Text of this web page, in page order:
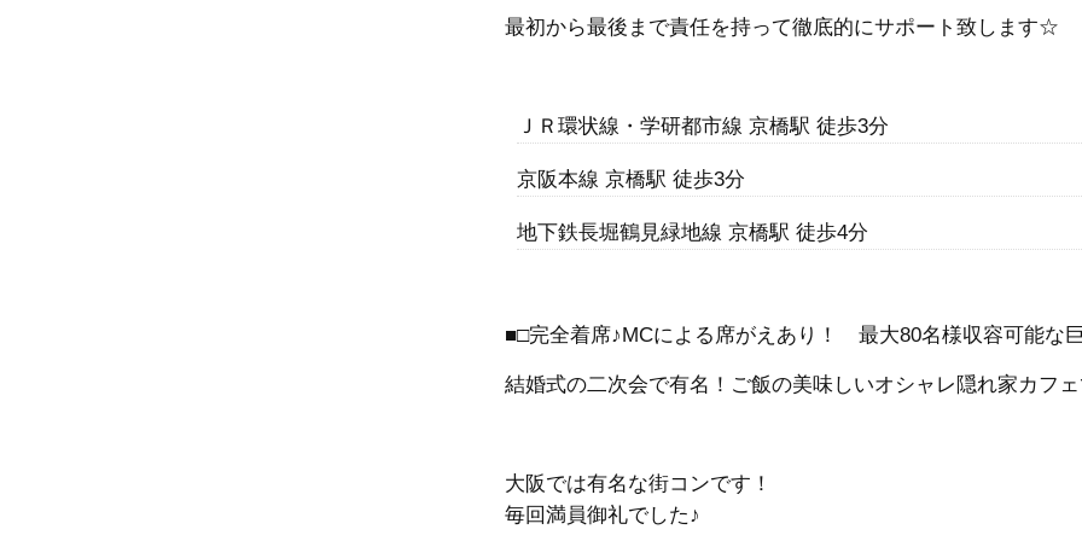
最初から最後まで責任を持って徹底的にサポート致します☆
ＪＲ環状線・学研都市線 京橋駅 徒歩3分
京阪本線 京橋駅 徒歩3分
地下鉄長堀鶴見緑地線 京橋駅 徒歩4分
■□完全着席♪MCによる席がえあり！ 最大80名様収容可能な
結婚式の二次会で有名！ご飯の美味しいオシャレ隠れ家カフ
大阪では有名な街コンです！
毎回満員御礼でした♪